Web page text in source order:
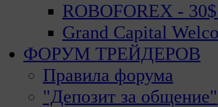
ROBOFOREX -
Grand Capital
ФОРУМ ТРЕЙДЕРОВ
Правила форума
"Депозит за общение"